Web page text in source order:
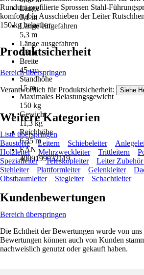
Länge
3,1 m
Länge eingefahren
5,3 m
Länge ausgefahren
5,3 m
Breite
45 cm
Standhöhe
15 m
Maximales Belastungsgewicht
150 kg
Gewicht
11,3 kg
Reichhöhe
6,35 m
EAN
4009199032119
Rundum profilierte Sprossen Stahl-
komfortable Ausschieben der Leiter
150 kg belastbar
Produktsicherheit
Bereich überspringen
Verantwortlich für Produktsicherheit: Siehe
Weitere Kategorien
Liste überspringen
Baustoffe
Leitern Schiebeleiter
Holzleiter
Mehrzweckleiter Trittleitern
Spezialleiter
Teleskopleiter
Leiter
Stehleiter
Plattformleiter Gelenkleiter
Obstbaumleiter
Stegleiter Schachtleiter
Kundenbewertungen
Bereich überspringen
Die Echtheit der Bewertungen wurde von
Bewertungen können auch von Kunden
nachweislich genutzt oder gekauft haben.